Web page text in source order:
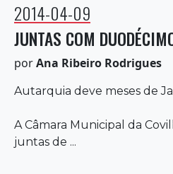
2014-04-09
JUNTAS COM
porAna Ribeiro Rodrigues
Autarquia deve meses de
A Câmara Municipal da
juntas de ...